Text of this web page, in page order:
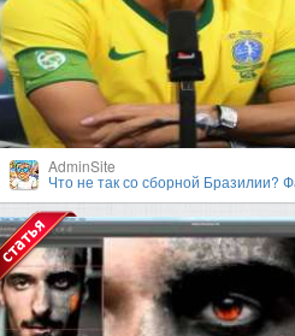
AdminSite
Что не так со сборной Бразилии? Фаворит Кубка